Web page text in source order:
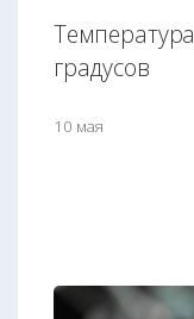
градусов
10 мая